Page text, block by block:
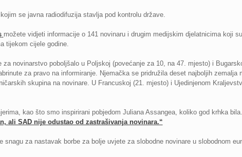
se javna radiodifuzija stavlja pod kontrolu države.
možete vidjeti informacije o 141 novinaru i drugim medijskim djelatnicima koji
tijekom cijele godine.
novinarstvo poboljšalo u Poljskoj (povećanje za 10, na 47. mjesto) i
za pravo na informiranje. Njemačka se pridružila deset najboljih
skupina na novinare. U Francuskoj (21. mjesto) i Ujedinjenom
kao što smo inspirirani pobjedom Juliana Assangea, koliko god krhka
ali SAD nije odustao od zastrašivanja novinara.“
za nastavak borbe za bolje uvjete za slobodne novinare u slobodnom